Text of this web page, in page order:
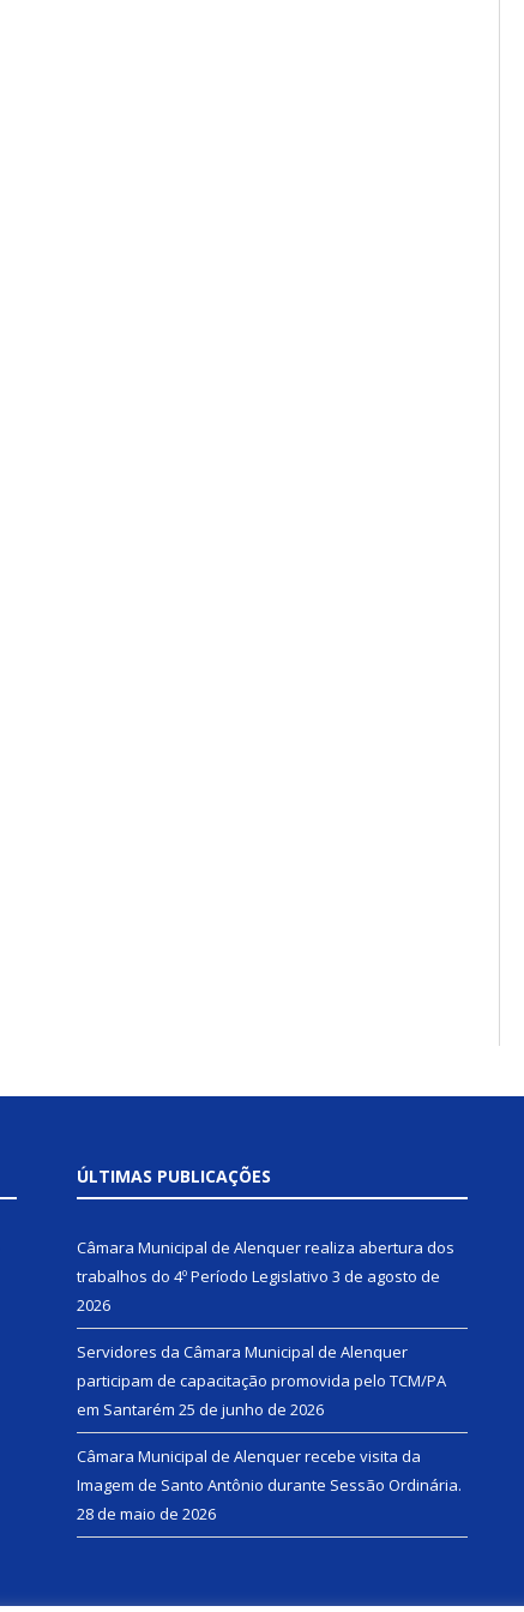
ÚLTIMAS PUBLICAÇÕES
Câmara Municipal de Alenquer realiza abertura dos
trabalhos do 4º Período Legislativo 3 de agosto de
2026
Servidores da Câmara Municipal de Alenquer
participam de capacitação promovida pelo TCM/PA
em Santarém 25 de junho de 2026
Câmara Municipal de Alenquer recebe visita da
Imagem de Santo Antônio durante Sessão Ordinária.
28 de maio de 2026